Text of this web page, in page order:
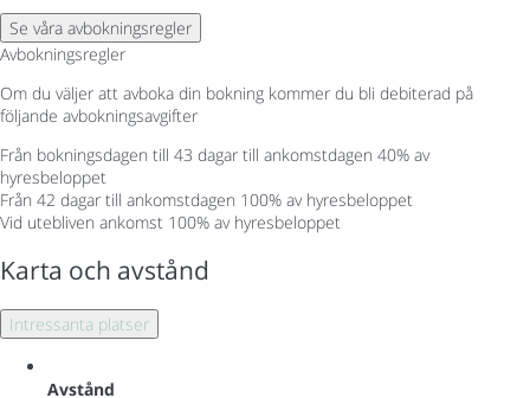
Se våra avbokningsregler
Avbokningsregler
Om du väljer att avboka din bokning kommer du bli debiterad på
följande avbokningsavgifter
Från bokningsdagen till 43 dagar till ankomstdagen 40% av
hyresbeloppet
Från 42 dagar till ankomstdagen 100% av hyresbeloppet
Vid utebliven ankomst 100% av hyresbeloppet
Karta och avstånd
Intressanta platser
Avstånd